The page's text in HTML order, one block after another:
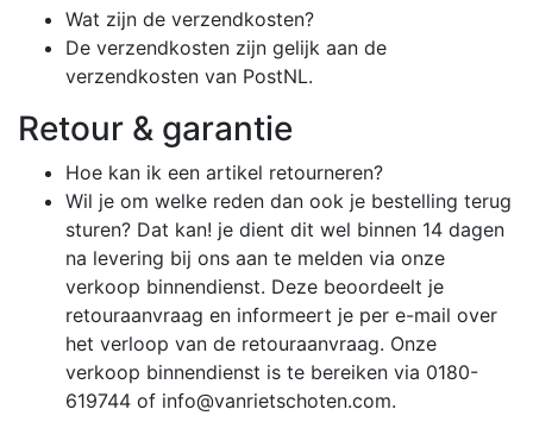
Wat zijn de verzendkosten?
De verzendkosten zijn gelijk aan de
verzendkosten van PostNL.
Retour & garantie
Hoe kan ik een artikel retourneren?
Wil je om welke reden dan ook je bestelling terug
sturen? Dat kan! je dient dit wel binnen 14 dagen
na levering bij ons aan te melden via onze
verkoop binnendienst. Deze beoordeelt je
retouraanvraag en informeert je per e-mail over
het verloop van de retouraanvraag. Onze
verkoop binnendienst is te bereiken via 0180-
619744 of info@vanrietschoten.com.